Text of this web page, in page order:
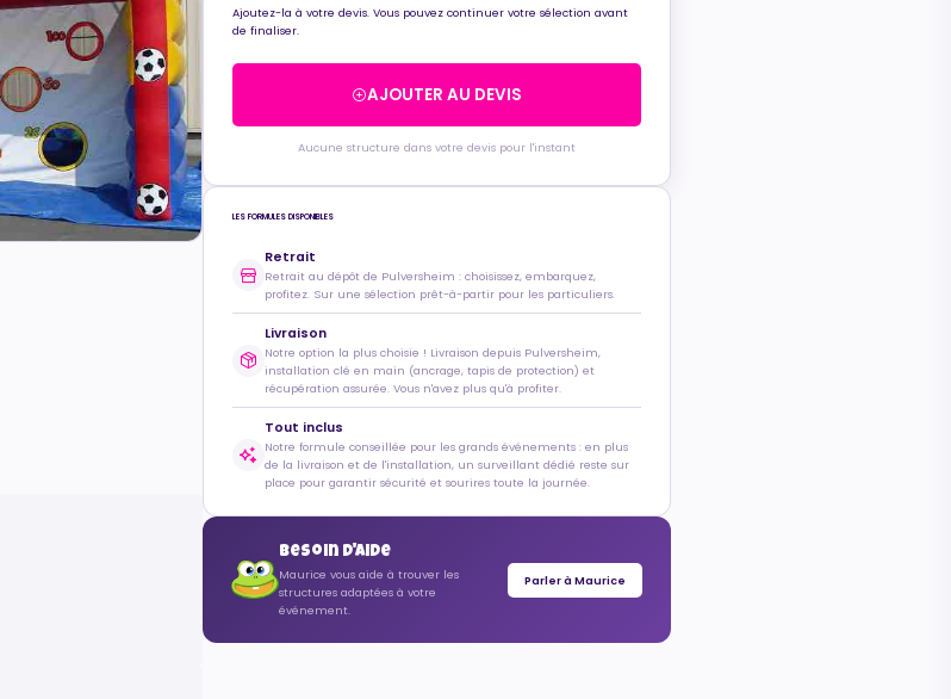
Ajoutez-la à votre devis. Vous pouvez continuer votre sélection avant
de finaliser.
AJOUTER AU DEVIS
Aucune structure dans votre devis pour l'instant
LES FORMULES DISPONIBLES
Retrait
Retrait au dépôt de Pulversheim : choisissez, embarquez,
profitez. Sur une sélection prêt-à-partir pour les particuliers.
Livraison
Notre option la plus choisie ! Livraison depuis Pulversheim,
installation clé en main (ancrage, tapis de protection) et
récupération assurée. Vous n'avez plus qu'à profiter.
Tout inclus
Notre formule conseillée pour les grands événements : en plus
de la livraison et de l'installation, un surveillant dédié reste sur
place pour garantir sécurité et sourires toute la journée.
Besoin d'aide
Maurice vous aide à trouver les
structures adaptées à votre
événement.
Parler à Maurice